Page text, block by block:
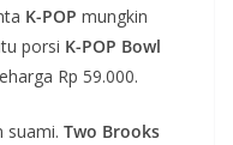
K-POP mungkin
porsi K-POP Bowl
Rp 59.000.
suami. Two Brooks